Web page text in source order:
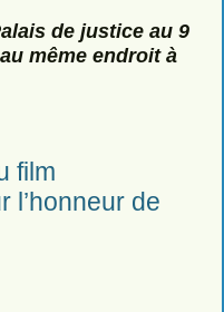
de justice au 9
même endroit à
film
l’honneur de